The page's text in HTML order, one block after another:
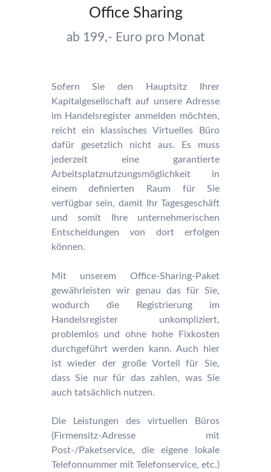
Office Sharing
ab 199,- Euro pro Monat
Sofern Sie den Hauptsitz Ihrer
Kapitalgesellschaft auf unsere Adresse
im Handelsregister anmelden möchten,
reicht ein klassisches Virtuelles Büro
dafür gesetzlich nicht aus. Es muss
jederzeit eine garantierte
Arbeitsplatznutzungsmöglichkeit in
einem definierten Raum für Sie
verfügbar sein, damit Ihr Tagesgeschäft
und somit Ihre unternehmerischen
Entscheidungen von dort erfolgen
können.
Mit unserem Office-Sharing-Paket
gewährleisten wir genau das für Sie,
wodurch die Registrierung im
Handelsregister unkompliziert,
problemlos und ohne hohe Fixkosten
durchgeführt werden kann. Auch hier
ist wieder der große Vorteil für Sie,
dass Sie nur für das zahlen, was Sie
auch tatsächlich nutzen.
Die Leistungen des virtuellen Büros
(Firmensitz-Adresse mit
Post-/Paketservice, die eigene lokale
Telefonnummer mit Telefonservice, etc.)